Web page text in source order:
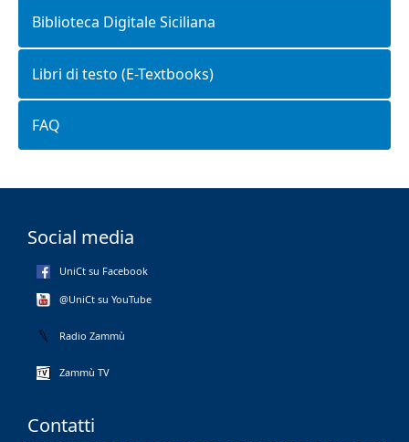
Biblioteca Digitale Siciliana
Libri di testo (E-Textbooks)
FAQ
Social media
UniCt su Facebook
@UniCt su YouTube
Radio Zammù
Zammù TV
Contatti